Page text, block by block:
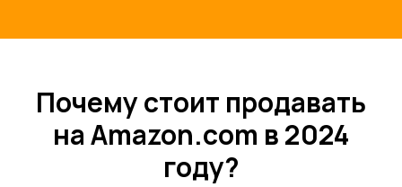
Почему стоит продавать
на Amazon.com в 2024
году?